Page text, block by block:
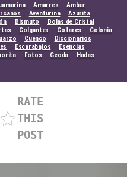
Amarres
Ambar
Aventurina
Azurita
Bismuto
Bolas de Cristal
Colgantes Collares
Colonia
Cuenco
Diccionarios
Escarabajos
Esencias
Fotos Geoda
Hadas
RATE
THIS
POST